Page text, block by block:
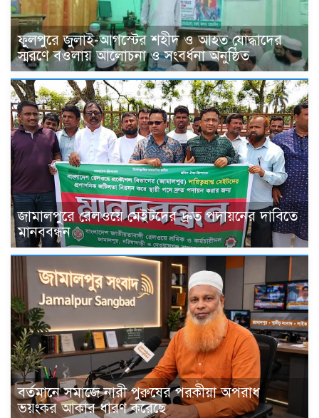
ফুলপুরে জুলাই-আগস্টের শহীদ ও আহত যোদ্ধাদের
স্মরণে বওলায় আলোচনা ও সংবর্ধনা অনুষ্ঠিত
জামালপুরে রেলওয়ে মেইটদের দ্রুত পদায়নের দাবিতে
মানববন্ধন
বর্তমানে সমাজে নারী পুরুষের পরকীয়া অপরাধ
ভয়ংকর আকার ধারণ করেছে